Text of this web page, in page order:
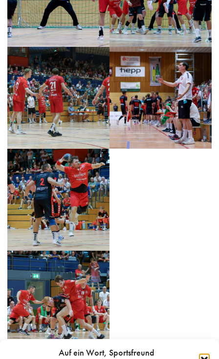
Auf ein Wort, Sportsfreund